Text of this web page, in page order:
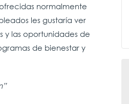
normalmente
les gustaría ver
y las oportunidades de
de bienestar y